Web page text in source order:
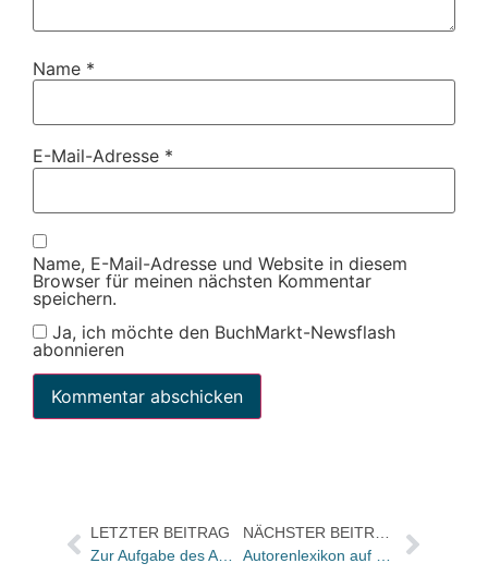
Name *
E-Mail-Adresse *
Name, E-Mail-Adresse und Website in diesem
Browser für meinen nächsten Kommentar
speichern.
Ja, ich möchte den BuchMarkt-Newsflash
abonnieren
LETZTER BEITRAG
Zur Aufgabe des Ammann Verlags
NÄCHSTER BEITRAG
Autorenlexikon auf Literaturport.de wird erweitert